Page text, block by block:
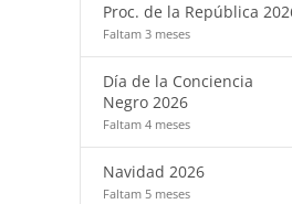
Proc. de la República
Faltam 3 meses
Día de la Conciencia
Negro 2026
Faltam 4 meses
Navidad 2026
Faltam 5 meses